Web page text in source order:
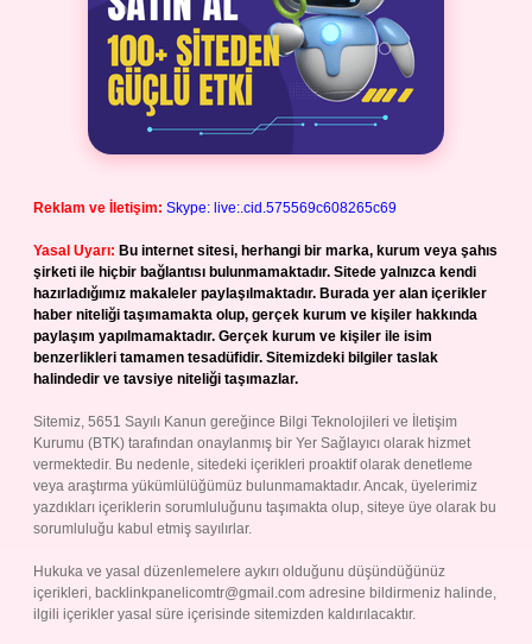
Reklam ve İletişim: Skype: live:.cid.575569c608265c69
Yasal Uyarı: Bu internet sitesi, herhangi bir marka, kurum veya şahıs
şirketi ile hiçbir bağlantısı bulunmamaktadır. Sitede yalnızca kendi
hazırladığımız makaleler paylaşılmaktadır. Burada yer alan içerikler
haber niteliği taşımamakta olup, gerçek kurum ve kişiler hakkında
paylaşım yapılmamaktadır. Gerçek kurum ve kişiler ile isim
benzerlikleri tamamen tesadüfidir. Sitemizdeki bilgiler taslak
halindedir ve tavsiye niteliği taşımazlar.
Sitemiz, 5651 Sayılı Kanun gereğince Bilgi Teknolojileri ve İletişim
Kurumu (BTK) tarafından onaylanmış bir Yer Sağlayıcı olarak hizmet
vermektedir. Bu nedenle, sitedeki içerikleri proaktif olarak denetleme
veya araştırma yükümlülüğümüz bulunmamaktadır. Ancak, üyelerimiz
yazdıkları içeriklerin sorumluluğunu taşımakta olup, siteye üye olarak bu
sorumluluğu kabul etmiş sayılırlar.
Hukuka ve yasal düzenlemelere aykırı olduğunu düşündüğünüz
içerikleri, backlinkpanelicomtr@gmail.com adresine bildirmeniz halinde,
ilgili içerikler yasal süre içerisinde sitemizden kaldırılacaktır.